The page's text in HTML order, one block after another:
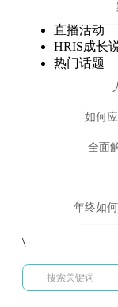
直播活动
HRIS成长
热门话题
如何
全面
年终如
\